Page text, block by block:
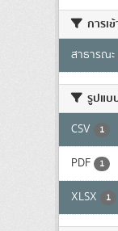
การเ
สาธารณะ
รูปแบ
CSV 1
PDF 1
XLSX 1